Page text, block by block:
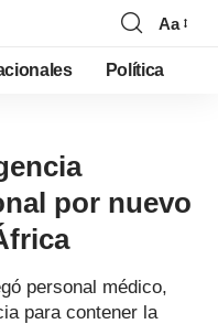
Aa
Política
por nuevo
personal médico,
para contener la